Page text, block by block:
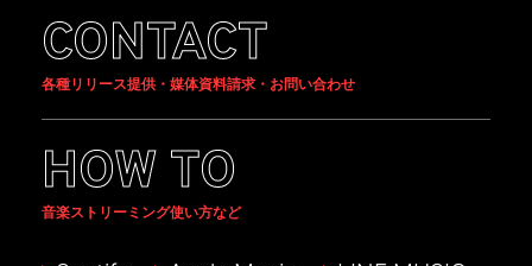
CONTACT
各種リリース提供・媒体資料請求・お問い合わせ
HOW TO
音楽ストリーミング使い方など